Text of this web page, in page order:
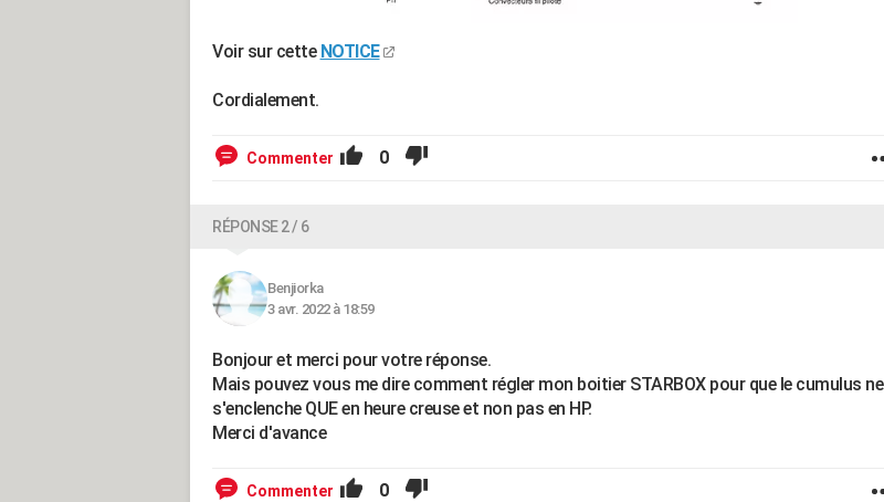
Voir sur cette NOTICE
Cordialement.
Commenter 0
RÉPONSE 2 / 6
Benjiorka
3 avr. 2022 à 18:59
Bonjour et merci pour votre réponse.
Mais pouvez vous me dire comment régler mon boitier STARBOX pour que le cumulus ne
s'enclenche QUE en heure creuse et non pas en HP.
Merci d'avance
Commenter 0